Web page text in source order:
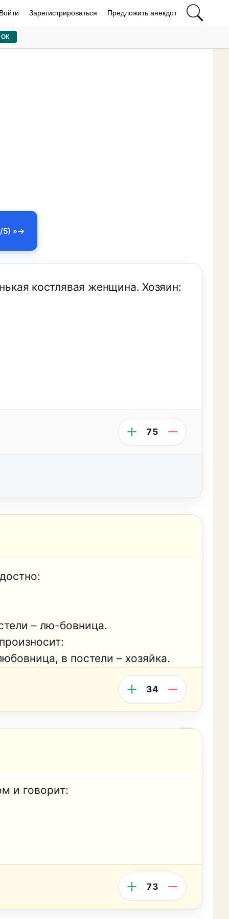
Зарегистрироваться Предложить анекдот
5) »
костлявая женщина. Хозяин:
75
– лю-бовница.
в постели – хозяйка.
34
и говорит:
73
ОК